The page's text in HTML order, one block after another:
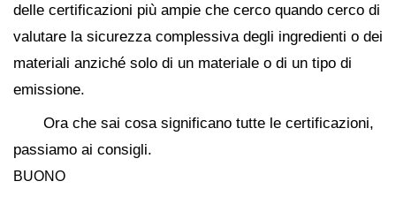
delle certificazioni più ampie che cerco quando cerco di
valutare la sicurezza complessiva degli ingredienti o dei
materiali anziché solo di un materiale o di un tipo di
emissione.
Ora che sai cosa significano tutte le certificazioni,
passiamo ai consigli.
BUONO